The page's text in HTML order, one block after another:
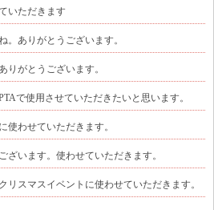
いただきます
。ありがとうございます。
りがとうございます。
で使用させていただきたいと思います。
使わせていただきます。
ざいます。使わせていただきます。
リスマスイベントに使わせていただきます。